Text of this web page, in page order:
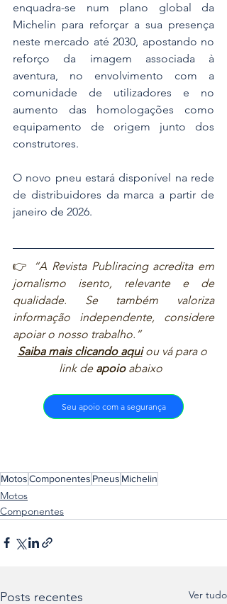
enquadra-se num plano global da
Michelin para reforçar a sua presença
neste mercado até 2030, apostando no
reforço da imagem associada à
aventura, no envolvimento com a
comunidade de utilizadores e no
aumento das homologações como
equipamento de origem junto dos
construtores.
O novo pneu estará disponível na rede
de distribuidores da marca a partir de
janeiro de 2026.
👉
“A Revista Publiracing acredita em
jornalismo isento, relevante e de
qualidade. Se também valoriza
informação independente, considere
apoiar o nosso trabalho.”
Saiba mais clicando aqui ou vá para o
link de apoio abaixo
Seu apoio com a segurança
MotosComponentes Pneus Michelin
Motos
Componentes
Posts recentes Ver tudo